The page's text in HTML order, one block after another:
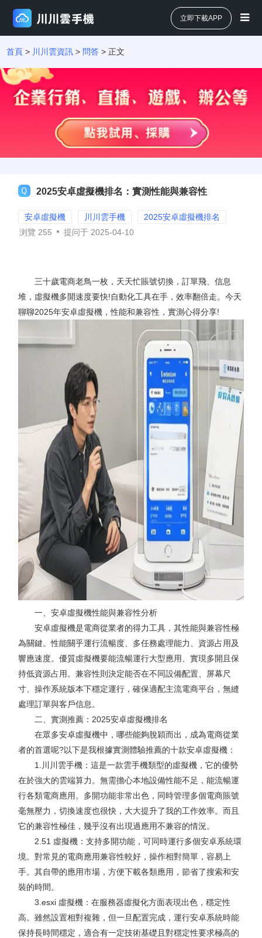
立即下載APP
首頁 > 川川雲資訊 > 問答 > 正文
2025安卓虛擬機排名：實測性能與兼容性
安卓虛擬機 川川雲手機
2025安卓虛擬機排名
浏覽 255 提问于 2025-04-10
三十歲電商老鳥一枚，天天忙賬號切換，訂單飛、信息
堆，虛擬機多開速度要快!自動化工具在手，效率翻倍走。今天
聊聊2025年安卓虛擬機，性能和兼容性，實測心得分享!
一、安卓虛擬機性能與兼容性分析
安卓虛擬機是電商從業者的得力工具，其性能與兼容性極
為關鍵。性能關乎運行流暢度、多任務處理能力、資源占用及
響應速度。優質虛擬機要能流暢運行大型應用、實現多開且保
持低資源占用。兼容性則決定能否在不同設備配置、屏幕尺
寸、操作系統版本下穩定運行，確保適配主流電商平台，無縫
處理訂單與客戶信息。
二、實測推薦：2025安卓虛擬機排名
在眾多安卓虛擬機中，哪些能夠脫穎而出，成為電商從業
者的首選呢?以下是我根據實測體驗推薦的十款安卓虛擬機：
1.川川雲手機：這是一款雲手機類型的虛擬機，它的優勢
在於強大的雲端算力。無需擔心本地設備性能不足，能流暢運
行各類電商應用。多開功能非常出色，同時管理多個電商賬號
毫無壓力，切換速度也很快，大大提升了我的工作效率。而且
它的兼容性極佳，幾乎沒有出現過應用不兼容的情況。
2.51 虛擬機：支持多開功能，可同時運行多個安卓系統環
境。對常見的電商應用兼容性較好，操作相對簡單，容易上
手。其自帶的應用市場，方便下載各類應用，節省了搜索和安
裝的時間。
3.esxi 虛擬機：在服務器虛擬化方面表現出色，穩定性
高。雖然設置相對複雜，但一旦配置完成，運行安卓系統時能
保持長時間穩定，適合有一定技術基礎且對穩定性要求極高的